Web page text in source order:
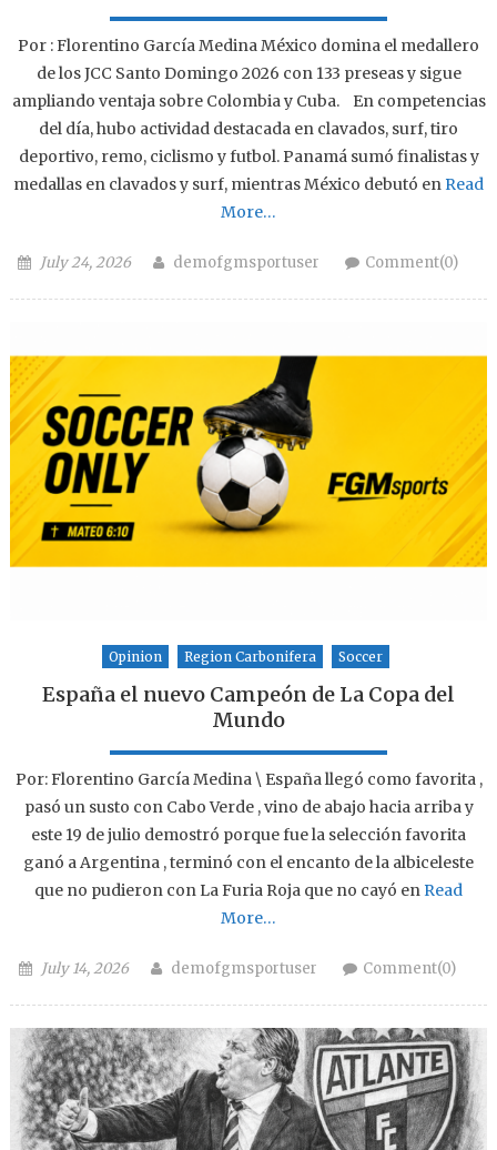
Por : Florentino García Medina México domina el medallero
de los JCC Santo Domingo 2026 con 133 preseas y sigue
ampliando ventaja sobre Colombia y Cuba. En competencias
del día, hubo actividad destacada en clavados, surf, tiro
deportivo, remo, ciclismo y futbol. Panamá sumó finalistas y
medallas en clavados y surf, mientras México debutó en Read
More…
Posted on
July 24, 2026 Author
demofgmsportuser Comment(0)
Opinion Region Carbonifera Soccer
España el nuevo Campeón de La Copa del
Mundo
Por: Florentino García Medina \ España llegó como favorita ,
pasó un susto con Cabo Verde , vino de abajo hacia arriba y
este 19 de julio demostró porque fue la selección favorita
ganó a Argentina , terminó con el encanto de la albiceleste
que no pudieron con La Furia Roja que no cayó en Read
More…
Posted on
July 14, 2026 Author
demofgmsportuser Comment(0)